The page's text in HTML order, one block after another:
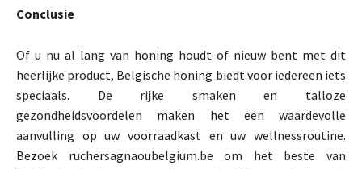
Conclusie
Of u nu al lang van honing houdt of nieuw bent met dit
heerlijke product, Belgische honing biedt voor iedereen iets
speciaals. De rijke smaken en talloze
gezondheidsvoordelen maken het een waardevolle
aanvulling op uw voorraadkast en uw wellnessroutine.
Bezoek ruchersagnaoubelgium.be om het beste van